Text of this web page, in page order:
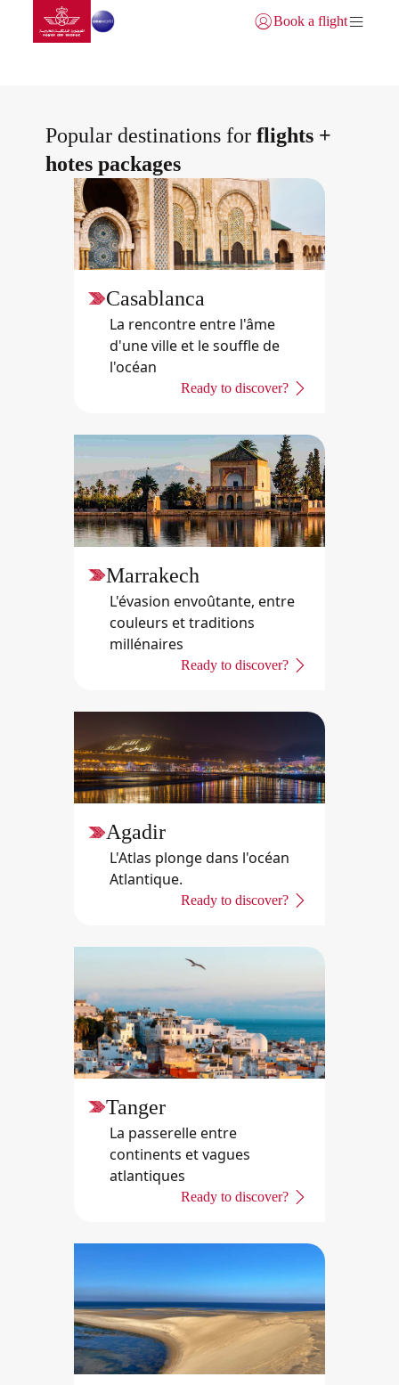
Saut au contenu principal
Aller à la page accueil
Se connecter | S’inscrire)
Book a flight
Popular destinations for flights +
hotes packages
Casablanca
La rencontre entre l'âme
d'une ville et le souffle de
l'océan
Ready to discover?
Marrakech
L'évasion envoûtante, entre
couleurs et traditions
millénaires
Ready to discover?
Agadir
L'Atlas plonge dans l'océan
Atlantique.
Ready to discover?
Tanger
La passerelle entre
continents et vagues
atlantiques
Ready to discover?